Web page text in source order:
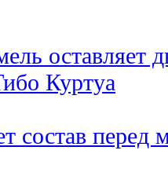
оставляет
Куртуа
состав перед